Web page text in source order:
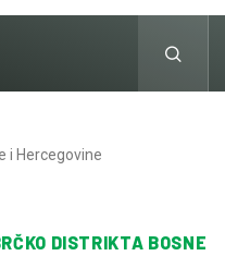
i Hercegovine
DISTRIKTA BOSNE